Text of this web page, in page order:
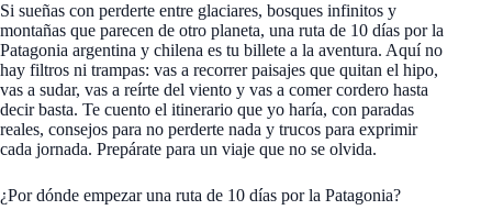
Si sueñas con perderte entre glaciares, bosques infinitos y
montañas que parecen de otro planeta, una ruta de 10 días por la
Patagonia argentina y chilena es tu billete a la aventura. Aquí no
hay filtros ni trampas: vas a recorrer paisajes que quitan el hipo,
vas a sudar, vas a reírte del viento y vas a comer cordero hasta
decir basta. Te cuento el itinerario que yo haría, con paradas
reales, consejos para no perderte nada y trucos para exprimir
cada jornada. Prepárate para un viaje que no se olvida.
¿Por dónde empezar una ruta de 10 días por la Patagonia?